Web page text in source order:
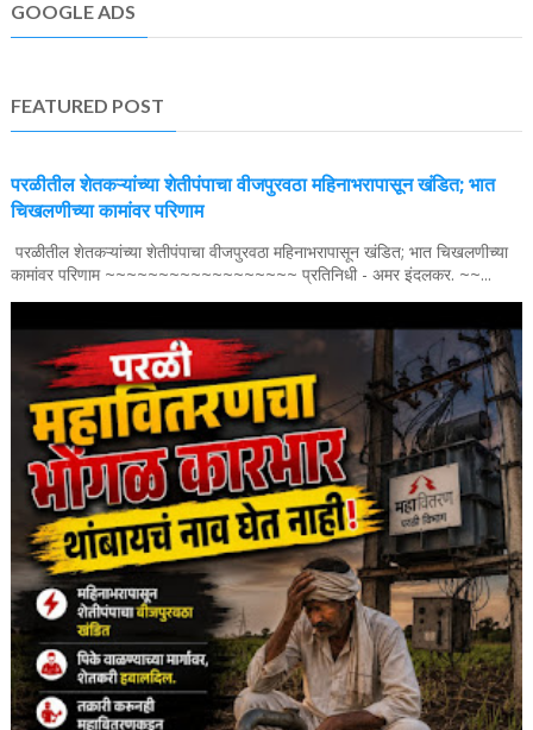
GOOGLE ADS
FEATURED POST
परळीतील शेतकऱ्यांच्या शेतीपंपाचा वीजपुरवठा महिनाभरापासून खंडित; भात
चिखलणीच्या कामांवर परिणाम
परळीतील शेतकऱ्यांच्या शेतीपंपाचा वीजपुरवठा महिनाभरापासून खंडित; भात चिखलणीच्या
कामांवर परिणाम ~~~~~~~~~~~~~~~~~~ प्रतिनिधी - अमर इंदलकर. ~~...